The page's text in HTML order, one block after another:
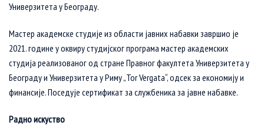
Универзитета у Београду.
Мастер академске студије из области јавних набавки завршио је
2021. године у оквиру студијског програма мастер академских
студија реализованог од стране Правног факултета Универзитета у
Београду и Универзитета у Риму „Tor Vergata“, одсек за економију и
финансије. Поседује сертификат за службеника за јавне набавке.
Радно искуство